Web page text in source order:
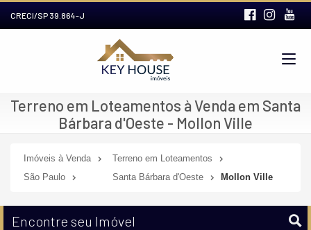
CRECI/SP 39.864-J
Terreno em Loteamentos à Venda em Santa
Bárbara d'Oeste - Mollon Ville
Imóveis à Venda
Terreno em Loteamentos
São Paulo
Santa Bárbara d'Oeste Mollon Ville
Encontre seu Imóvel